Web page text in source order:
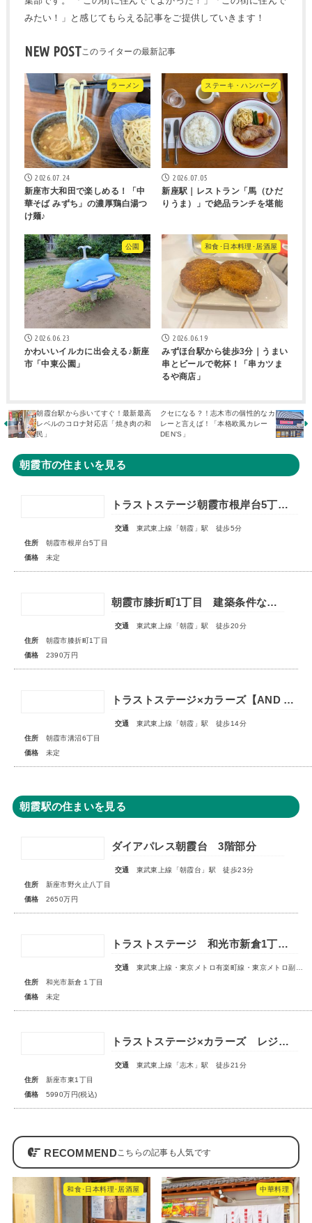
みたい！」と感じてもらえる記事をご提供していきます！
NEW POST
ラーメン
2026.07.24
新座市大和田で楽しめる！「中
華そば みずち」の濃厚鶏白湯つ
け麺♪
ステーキ・ハンバーグ
2026.07.05
新座駅｜レストラン「馬（ひだ
りうま）」で絶品ランチを堪能
公園
2026.06.23
かわいいイルカに出会える♪新座
市「中東公園」
和食･日本料理･居酒屋
2026.06.19
みずほ台駅から徒歩3分｜うまい
串とビールで乾杯！「串カツま
るや商店」
朝霞台駅から歩いてすぐ！最新最高
レベルのコロナ対応店「焼き肉の和
民」
クセになる？！志木市の個性的なカ
レーと言えば！「本格欧風カレー
DEN’S」
朝霞市の住まいを見る
トラストステージ朝霞市根岸台5丁目43期 全6区画◇販売予告◇
交通
東武東上線「朝霞」駅 徒歩5分
住所
朝霞市根岸台5丁目
価格
未定
朝霞市膝折町1丁目 建築条件なし売地 全1区画
交通
東武東上線「朝霞」駅 徒歩20分
住所
朝霞市膝折町1丁目
価格
2390万円
トラストステージ×カラーズ【AND PLUS】朝霞市溝沼6丁目22期 全2棟◇販売予告◇
交通
東武東上線「朝霞」駅 徒歩14分
住所
朝霞市溝沼6丁目
価格
未定
朝霞駅の住まいを見る
ダイアパレス朝霞台 3階部分
交通
東武東上線「朝霞台」駅 徒歩23分
住所
新座市野火止八丁目
価格
2650万円
トラストステージ 和光市新倉1丁目17期 全5区画■第1期分譲 販売予告■
交通
東武東上線・東京メトロ有楽町線・東京メトロ副都心線「和光市」駅 徒歩14～15分
住所
和光市新倉１丁目
価格
未定
トラストステージ×カラーズ レジデンス新座市東1丁目7期 ◆限定１棟◆
交通
東武東上線「志木」駅 徒歩21分
住所
新座市東1丁目
価格
5990万円(税込)
RECOMMEND
和食･日本料理･居酒屋 中華料理